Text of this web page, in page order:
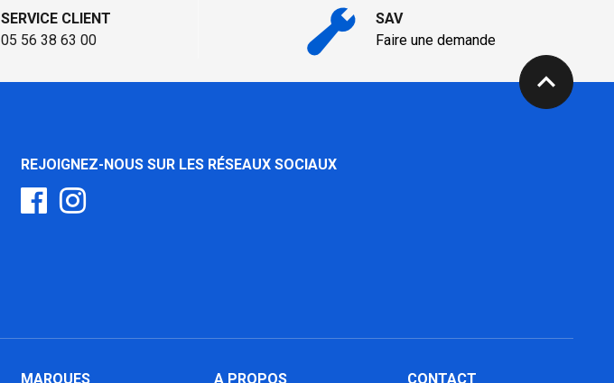
SERVICE CLIENT
05 56 38 63 00
SAV
Faire une demande
expand_less
REJOIGNEZ-NOUS SUR LES RÉSEAUX SOCIAUX
MARQUES
A PROPOS
CONTACT